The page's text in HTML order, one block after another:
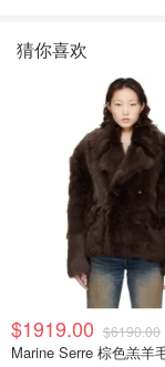
猜你喜欢
$1919.00 $6190.00
Marine Serre 棕色